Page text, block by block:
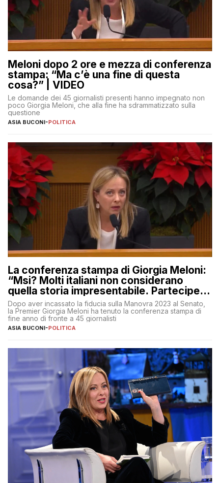
Meloni dopo 2 ore e mezza di conferenza
stampa: “Ma c’è una fine di questa
cosa?” | VIDEO
Le domande dei 45 giornalisti presenti hanno impegnato non
poco Giorgia Meloni, che alla fine ha sdrammatizzato sulla
questione
ASIA BUCONI-POLITICA
La conferenza stampa di Giorgia Meloni:
“Msi? Molti italiani non considerano
quella storia impresentabile. Parteciperò
al 25 aprile”
Dopo aver incassato la fiducia sulla Manovra 2023 al Senato,
la Premier Giorgia Meloni ha tenuto la conferenza stampa di
fine anno di fronte a 45 giornalisti
ASIA BUCONI-POLITICA